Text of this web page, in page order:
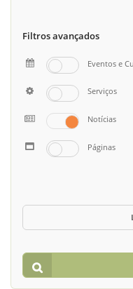
Filtros avançados
Eventos e
Serviços
Notícias
Páginas